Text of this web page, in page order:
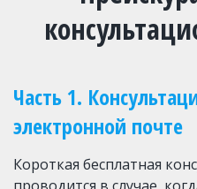
Часть 1.
электронной почте
Короткая бесплатная